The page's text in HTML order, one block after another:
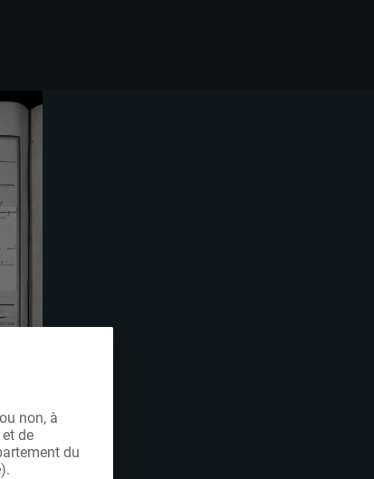
non, à
de
du